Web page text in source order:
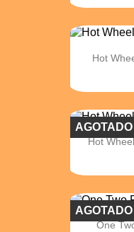
Hot
Hot
AGOTADO
One
AGOTADO